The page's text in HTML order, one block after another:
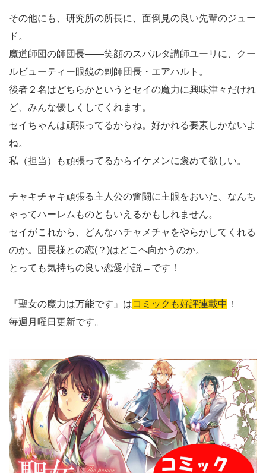
その他にも、研究所の所長に、面倒見の良い先輩のジュー
ド。
魔道師団の師団長――笑顔のスパルタ講師ユーリに、クー
ルビューティー眼鏡の副師団長・エアハルト。
後者２名はどちらかというとセイの魔力に興味津々だけれ
ど、みんな優しくしてくれます。
セイちゃんは頑張ってるからね。好かれる要素しかないよ
ね。
私（担当）も頑張ってるからイケメンに褒めて欲しい。
チャキチャキ頑張る主人公の奮闘に主眼をおいた、なんち
ゃってハーレムものともいえるかもしれません。
セイがこれから、どんなハチャメチャをやらかしてくれる
のか。団長様との恋(？)はどこへ向かうのか。
とっても気持ちの良い恋愛小説←です！
『聖女の魔力は万能です』はコミックも好評連載中 ！
毎週月曜日更新です。